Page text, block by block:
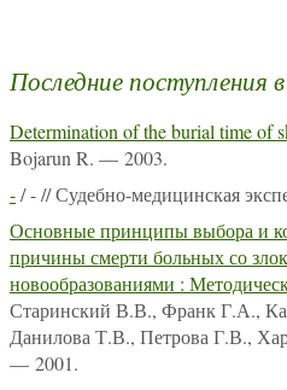
Последние поступления
Determination of the burial time of
Bojarun R. — 2003.
-/ - // Судебно-медицинская
Основные принципы выбора и
причины смерти больных со
новообразованиями :
Старинский В.В., Франк Г.А.,
Данилова Т.В., Петрова Г.В.,
— 2001.